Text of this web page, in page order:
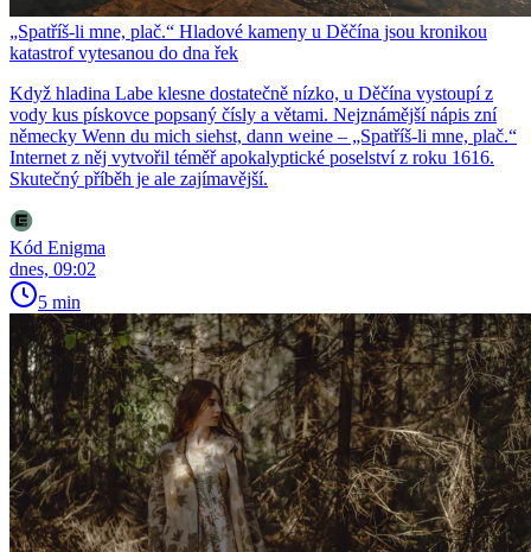
„Spatříš-li mne, plač.“ Hladové kameny u Děčína jsou kronikou
katastrof vytesanou do dna řek
Když hladina Labe klesne dostatečně nízko, u Děčína vystoupí z
vody kus pískovce popsaný čísly a větami. Nejznámější nápis zní
německy Wenn du mich siehst, dann weine – „Spatříš-li mne, plač.“
Internet z něj vytvořil téměř apokalyptické poselství z roku 1616.
Skutečný příběh je ale zajímavější.
Kód Enigma
dnes, 09:02
5 min